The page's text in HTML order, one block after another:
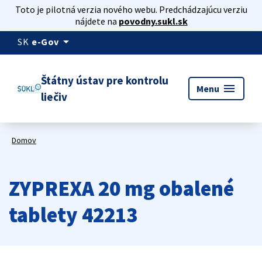
Toto je pilotná verzia nového webu. Predchádzajúcu verziu
nájdete na povodny.sukl.sk
SK e-Gov arrow_drop_down
Štátny ústav pre kontrolu
liečiv
Menu menu
Domov
ZYPREXA 20 mg obalené
tablety 42213